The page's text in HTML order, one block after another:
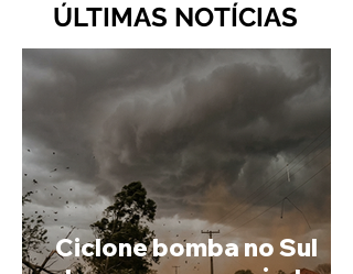
ÚLTIMAS NOTÍCIAS
Ciclone bomba no Sul